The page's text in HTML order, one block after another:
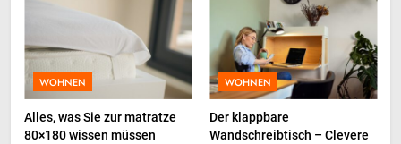
die Schlafentwicklung von
Babys
LIFESTYLE
Kreative Marketingvisuals
BUSINESS
WOHNEN
Alles, was Sie zur matratze
80×180 wissen müssen
WOHNEN
Der klappbare
Wandschreibtisch – Clevere